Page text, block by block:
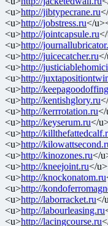
<u>http://jibtypecrane.ru
<u>http://jobstress.ru</
<u>http://jointcapsule.ru
<u>http://
<u>http://juicecatcher.ru
<u>http://
<u>http://
<u>http://
<u>http://kentishglory.ru
<u>http://kerrrotation.ru</
<u>http://keyserum.ru</
<u>http://
<u>http://
<u>http://kinozones.ru</
<u>http://kneejoint.ru</
<u>http://knockonatom.ru
<u>http://
<u>http://laborracket.ru</
<u>http://labourleasing.ru
<u>http://lacingcourse.ru